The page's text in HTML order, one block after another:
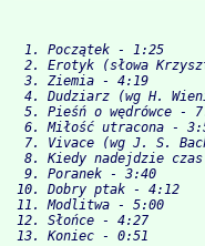
   1. Początek - 1:25
2. Erotyk (słowa
   3. Ziemia - 4:19
4. Dudziarz (wg H.
5. Pieśń o wędrówce -
6. Miłość utracona -
7. Vivace (wg J. S.
8. Kiedy nadejdzie
   9. Poranek - 3:40
  10. Dobry ptak - 4:12
  11. Modlitwa - 5:00
  12. Słońce - 4:27
  13. Koniec - 0:51